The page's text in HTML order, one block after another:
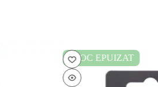
STOC EPUIZAT